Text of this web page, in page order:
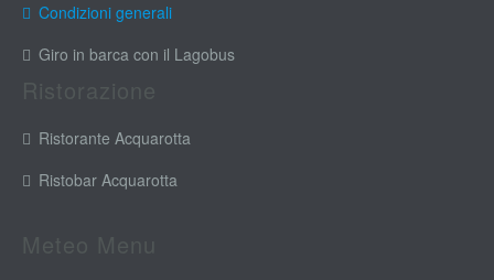
Condizioni generali
Giro in barca con il Lagobus
Ristorante Acquarotta
Ristobar Acquarotta